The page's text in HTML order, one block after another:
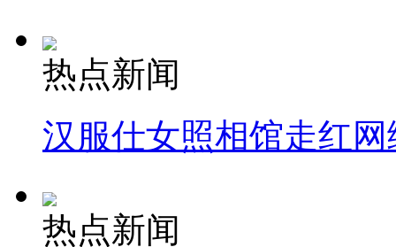
热点新闻
汉服仕女照相馆走红网
热点新闻